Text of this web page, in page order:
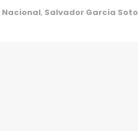
Nacional, Salvador Garcia Soto